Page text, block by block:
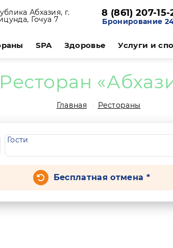
Абхазия, г.
Гочуа 7
8 (861) 207-15-
Бронирование
SPA Здоровье Услуги и
Ресторан
Главная Рестораны
Гости
Бесплатная отмена *